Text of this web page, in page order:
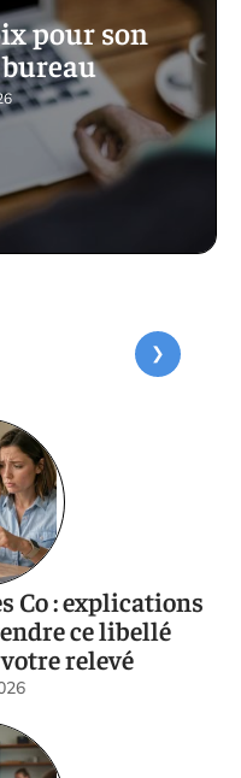
pour son
Co : explications
ce libellé
relevé